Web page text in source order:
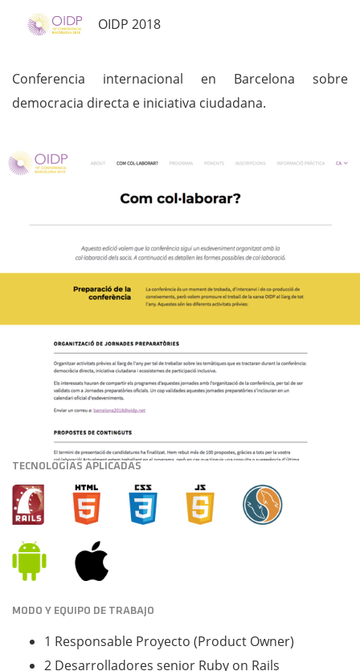
OIDP 2018
Conferencia internacional en Barcelona sobre
democracia directa e iniciativa ciudadana.
TECNOLOGÍAS APLICADAS
MODO Y EQUIPO DE TRABAJO
1 Responsable Proyecto (Product Owner)
2 Desarrolladores senior Ruby on Rails